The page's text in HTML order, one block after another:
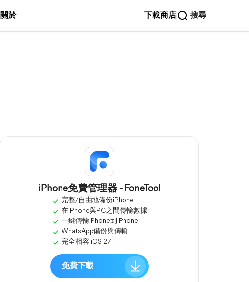
關於 下載商店 搜尋
iPhone免費管理器 - FoneTool
完整/自由地備份iPhone
在iPhone與PC之間傳輸數據
一鍵傳輸iPhone到iPhone
WhatsApp備份與傳輸
完全相容 iOS 27
免費下載